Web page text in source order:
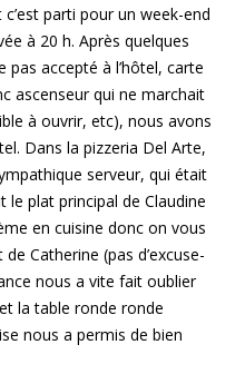
parti pour un week-end
à 20 h. Après quelques
pas accepté à l’hôtel, carte
ascenseur qui ne marchait
à ouvrir, etc), nous avons
Dans la pizzeria Del Arte,
serveur, qui était
plat principal de Claudine
en cuisine donc on vous
Catherine (pas d’excuse-
nous a vite fait oublier
la table ronde ronde
nous a permis de bien